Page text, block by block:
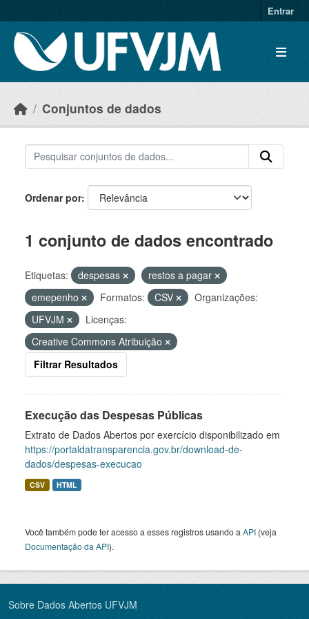
Entrar
Conjuntos de dados
Ordenar por
1 conjunto de dados encontrado
Etiquetas: despesas
restos a pagar
emepenho
Formatos: CSV
Organizações:
UFVJM
Licenças:
Creative Commons Atribuição
Filtrar Resultados
Execução das Despesas Públicas
Extrato de Dados Abertos por exercício disponibilizado em
https://portaldatransparencia.gov.br/download-de-
dados/despesas-execucao
CSV HTML
Você também pode ter acesso a esses registros usando a API (veja
Documentação da API).
Sobre Dados Abertos UFVJM